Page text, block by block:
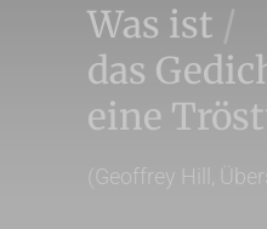
Was ist /
das
eine
(Geoffrey Hill,